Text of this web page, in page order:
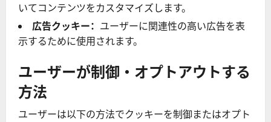
いてコンテンツをカスタマイズします。
広告クッキー： ユーザーに関連性の高い広告を表
示するために使用されます。
ユーザーが制御・オプトアウトする
方法
ユーザーは以下の方法でクッキーを制御またはオプト